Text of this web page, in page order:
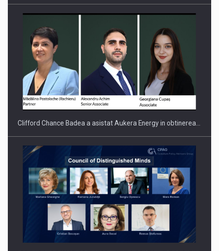
PUTTING ROMANIAN CORPORATE COMPANIES ON THE
INTERNATIONAL BUSINESS SCENE
Clifford Chance Badea a asistat Aukera Energy in obtinerea…